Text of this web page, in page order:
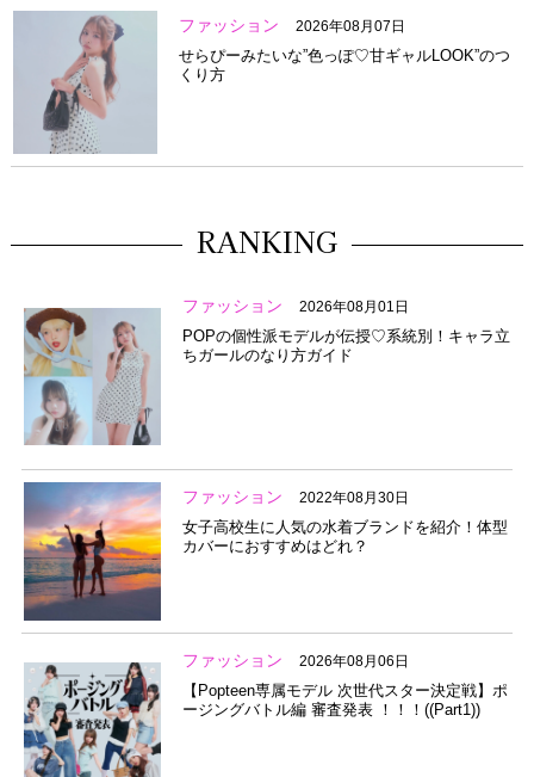
ファッション 2026年08月07日
せらぴーみたいな”色っぽ♡甘ギャルLOOK”のつ
くり方
RANKING
ファッション 2026年08月01日
POPの個性派モデルが伝授♡系統別！キャラ立
ちガールのなり方ガイド
ファッション 2022年08月30日
女子高校生に人気の水着ブランドを紹介！体型
カバーにおすすめはどれ？
ファッション 2026年08月06日
【Popteen専属モデル 次世代スター決定戦】ポ
ージングバトル編 審査発表 ！！！((Part1))